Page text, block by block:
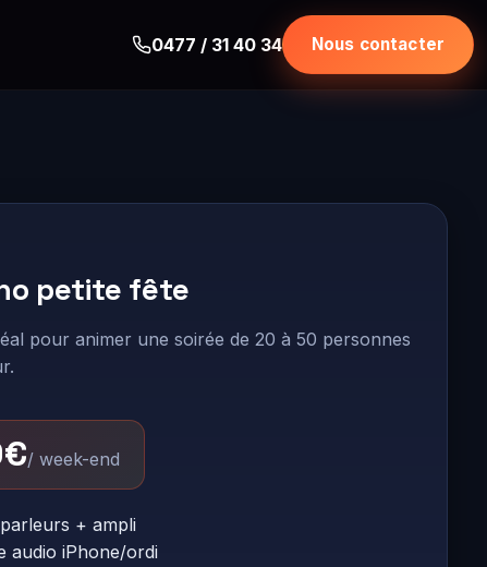
0477 / 31 40 34 Nous contacter
petite fête
pour animer une soirée de 20 à 50 personnes
/ week-end
+ ampli
audio iPhone/ordi